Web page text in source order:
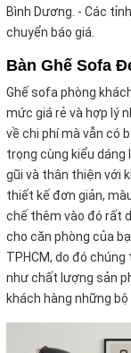
Bình Dương. - Các
chuyển báo giá.
Bàn Ghế Sofa
Ghế sofa phòng
mức giá rẻ và hợp lý
về chi phí mà vẫn có
trọng cùng kiểu dáng
gũi và thân thiện với
thiết kế đơn giản,
chế thêm vào đó rất
cho căn phòng của
TPHCM, do đó
như chất lượng sản
khách hàng những